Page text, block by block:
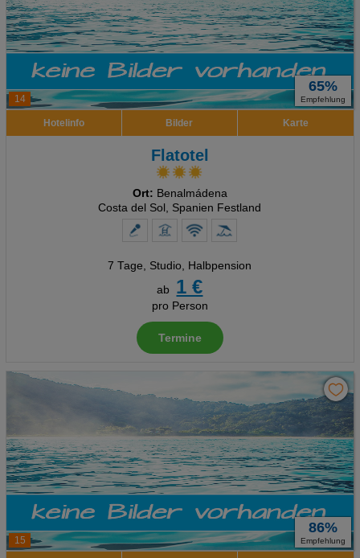
14
65%
Empfehlung
Hotelinfo Bilder Karte
Flatotel
Ort: Benalmádena
Costa del Sol, Spanien Festland
7 Tage, Studio, Halbpension
ab
1 €
pro Person
Termine
15
86%
Empfehlung